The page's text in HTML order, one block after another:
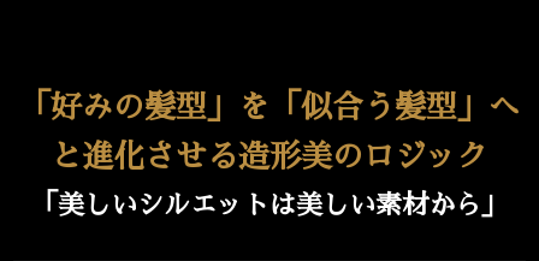
「好みの髪型」を「似合う髪型」へ
と進化させる造形美のロジック
「美しいシルエットは美しい素材から」